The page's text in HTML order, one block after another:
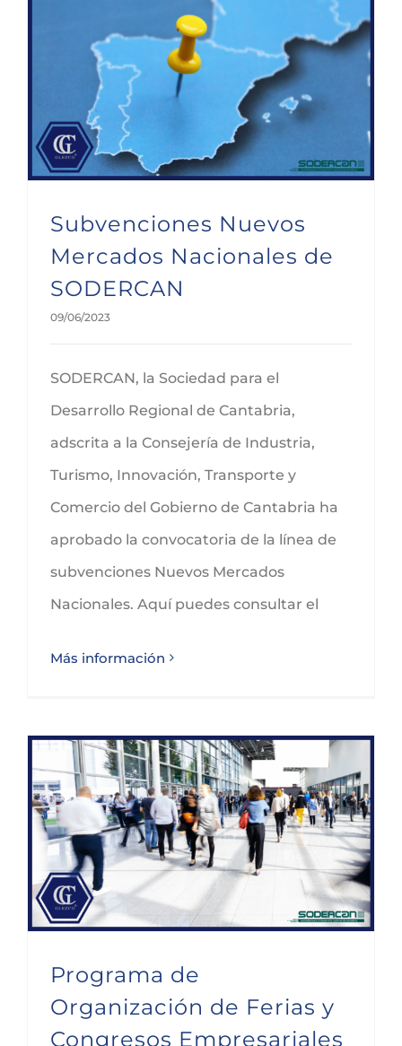
Subvenciones Nuevos
Mercados Nacionales de
SODERCAN
09/06/2023
SODERCAN, la Sociedad para el
Desarrollo Regional de Cantabria,
adscrita a la Consejería de Industria,
Turismo, Innovación, Transporte y
Comercio del Gobierno de Cantabria ha
aprobado la convocatoria de la línea de
subvenciones Nuevos Mercados
Nacionales. Aquí puedes consultar el
Más información
Programa de
Organización de Ferias y
Congresos Empresariales